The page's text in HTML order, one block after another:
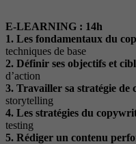
E-LEARNING : 14h
1. Les fondamentaux du
techniques de base
2. Définir ses objectifs et
d’action
3. Travailler sa stratégie de
storytelling
4. Les stratégies du
testing
5. Rédiger un contenu